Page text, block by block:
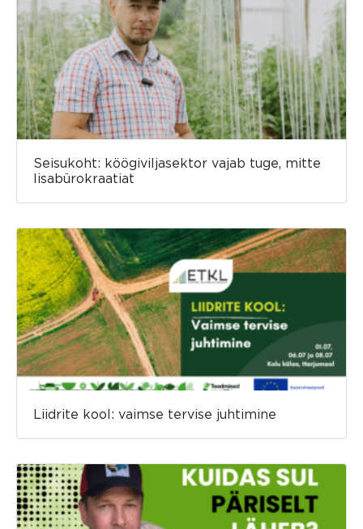
Seisukoht: köögiviljasektor vajab tuge, mitte
lisabürokraatiat
Liidrite kool: vaimse tervise juhtimine